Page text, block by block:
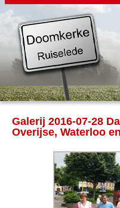
Galerij 2016-07-28
Overijse, Waterloo